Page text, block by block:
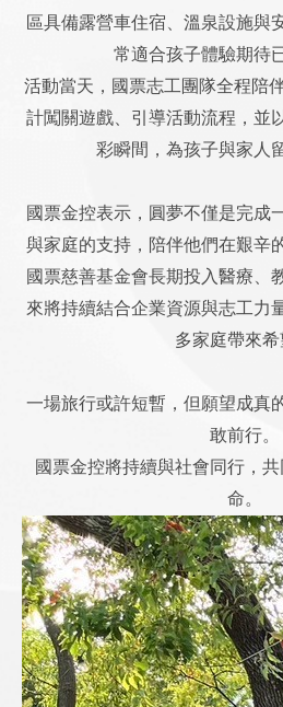
區具備露營車住宿、溫泉設施與
常適合孩子體驗期待
活動當天，國票志工團隊全程陪伴
計闖關遊戲、引導活動流程，並
彩瞬間，為孩子與家人
國票金控表示，圓夢不僅是完成
與家庭的支持，陪伴他們在艱辛
國票慈善基金會長期投入醫療、
來將持續結合企業資源與志工力
多家庭帶來希
一場旅行或許短暫，但願望成真
敢前行。
國票金控將持續與社會同行，
命。